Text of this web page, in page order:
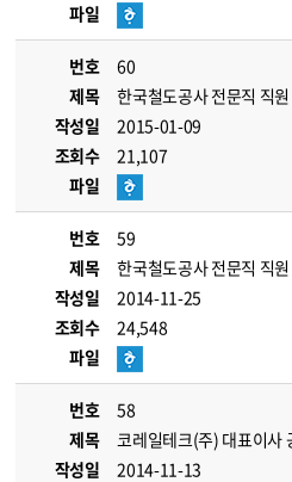
파일
번호
60
제목
한국철도공사 전문직 직
작성일
2015-01-09
조회수
21,107
파일
번호
59
제목
한국철도공사 전문직 직
작성일
2014-11-25
조회수
24,548
파일
번호
58
제목
코레일테크(주) 대표이사
작성일
2014-11-13